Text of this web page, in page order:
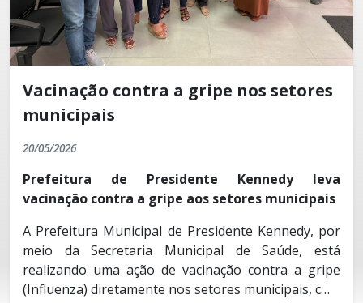
Vacinação contra a gripe nos setores
municipais
20/05/2026
Prefeitura de Presidente Kennedy leva
vacinação contra a gripe aos setores municipais
A Prefeitura Municipal de Presidente Kennedy, por
meio da Secretaria Municipal de Saúde, está
realizando uma ação de vacinação contra a gripe
(Influenza) diretamente nos setores municipais, com